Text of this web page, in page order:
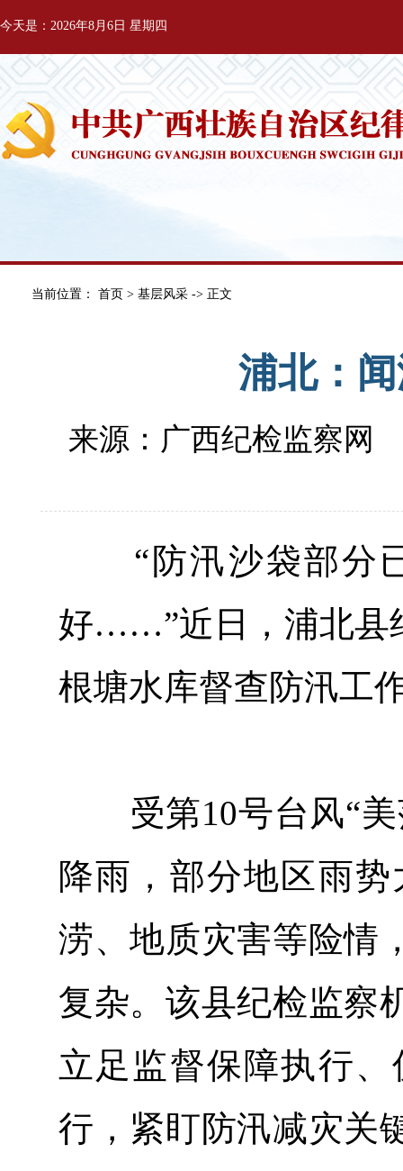
今天是：2026年8月6日 星期四
当前位置： 首页 > 基层风采 -> 正文
浦北：
来源：广西纪检监察
“防汛沙袋部分已
好……”近日，浦北县
根塘水库督查防汛工
受第10号台风“美
降雨，部分地区雨
涝、地质灾害等险情
复杂。该县纪检监察
立足监督保障执行
行，紧盯防汛减灾关